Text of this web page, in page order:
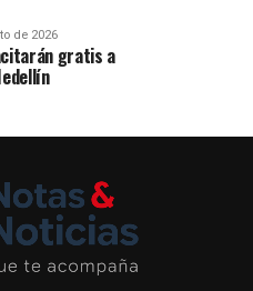
de 2026
gratis a